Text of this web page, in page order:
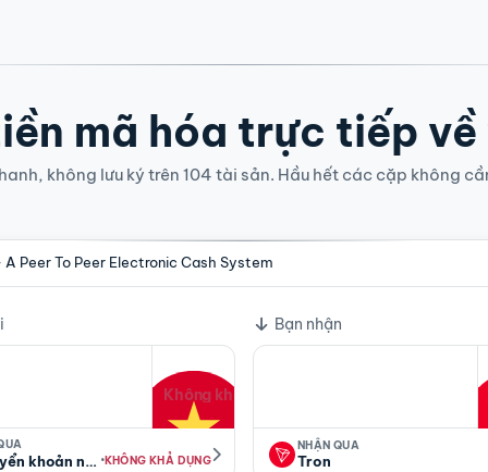
mã hóa trực tiếp
không lưu ký trên 104 tài sản. Hầu hết các cặp không
Peer To Peer Electronic Cash System
Không khả dụng
khoản ngân hàng
·KHÔNG KHẢ DỤNG
Bạn nhận
NHẬN QUA
Tron